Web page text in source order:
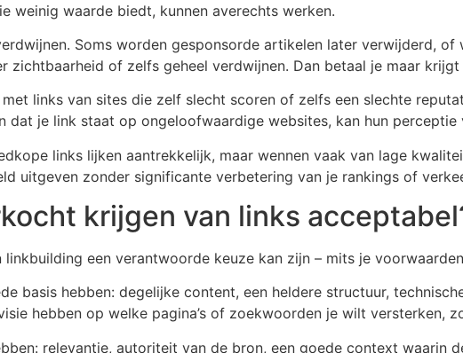
weinig waarde biedt, kunnen averechts werken.
Soms worden gesponsorde artikelen later verwijderd,
zichtbaarheid of zelfs geheel verdwijnen. Dan betaal je maar
links van sites die zelf slecht scoren of zelfs een slechte
dat je link staat op ongeloofwaardige websites, kan hun
links lijken aantrekkelijk, maar wennen vaak van lage
uitgeven zonder significante verbetering van je rankings of
krijgen van links
een verantwoorde keuze kan zijn – mits je
basis hebben: degelijke content, een heldere structuur,
hebben op welke pagina’s of zoekwoorden je wilt versterken,
relevantie, autoriteit van de bron, een goede context waarin